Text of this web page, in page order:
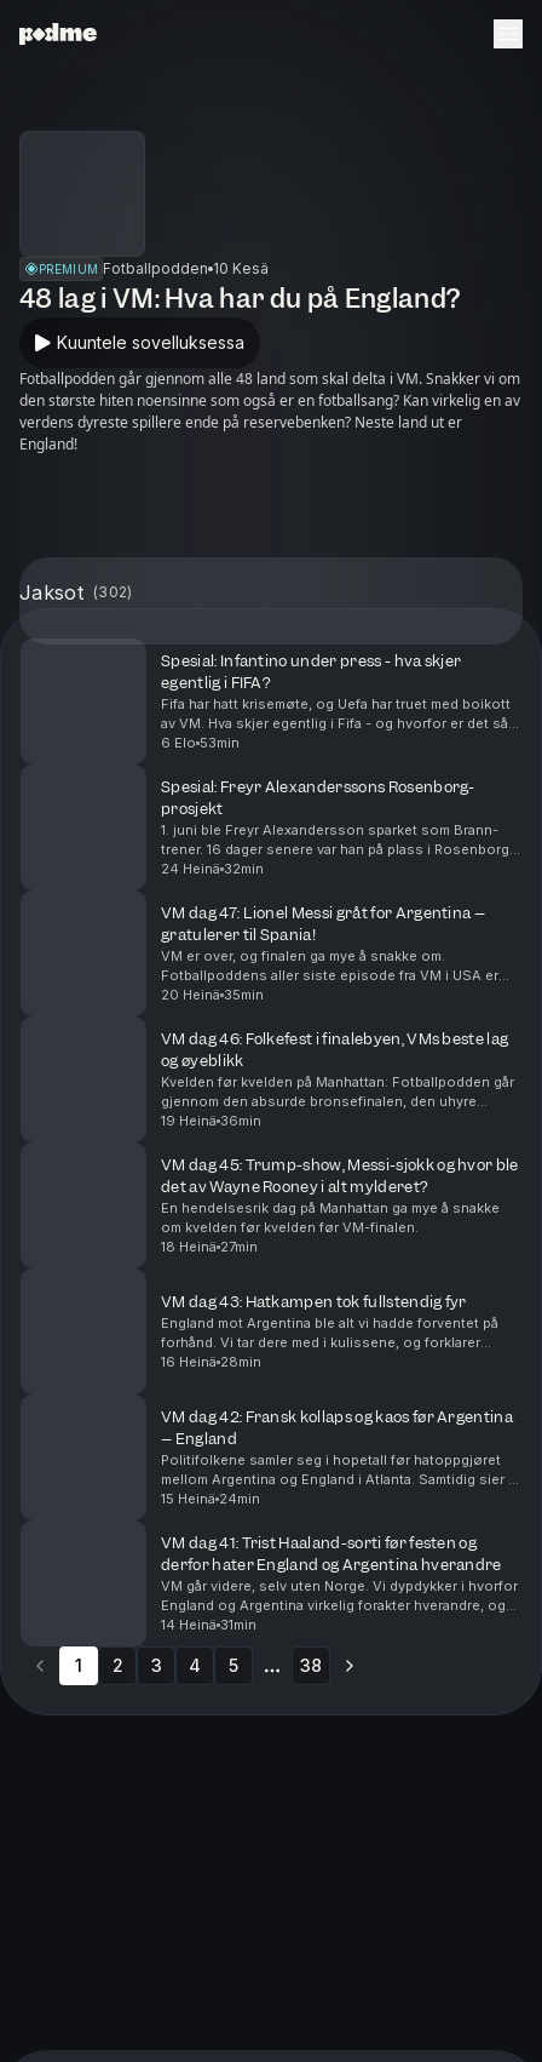
PREMIUM Fotballpodden 10 Kesä
48 lag i VM: Hva har du på England?
Kuuntele sovelluksessa
Fotballpodden går gjennom alle 48 land som skal delta i VM. Snakker vi om
den største hiten noensinne som også er en fotballsang? Kan virkelig en av
verdens dyreste spillere ende på reservebenken? Neste land ut er
England!
Jaksot (302)
Spesial: Infantino under press - hva skjer
egentlig i FIFA?
Fifa har hatt krisemøte, og Uefa har truet med boikott
av VM. Hva skjer egentlig i Fifa - og hvorfor er det så
steile fronter?
6 Elo 53min
Spesial: Freyr Alexanderssons Rosenborg-
prosjekt
1. juni ble Freyr Alexandersson sparket som Brann-
trener. 16 dager senere var han på plass i Rosenborg. I
denne episoden snakker Alexandersson om hvordan
24 Heinä 32min
VM dag 47: Lionel Messi gråt for Argentina –
gratulerer til Spania!
VM er over, og finalen ga mye å snakke om.
Fotballpoddens aller siste episode fra VM i USA er
herved servert. Tusen takk for følget!
20 Heinä 35min
VM dag 46: Folkefest i finalebyen, VMs beste lag
og øyeblikk
Kvelden før kvelden på Manhattan: Fotballpodden går
gjennom den absurde bronsefinalen, den uhyre
spennende finalen og VMs beste lag, øyeblikk og
19 Heinä 36min
VM dag 45: Trump-show, Messi-sjokk og hvor ble
det av Wayne Rooney i alt mylderet?
En hendelsesrik dag på Manhattan ga mye å snakke
om kvelden før kvelden før VM-finalen.
18 Heinä 27min
VM dag 43: Hatkampen tok fullstendig fyr
England mot Argentina ble alt vi hadde forventet på
forhånd. Vi tar dere med i kulissene, og forklarer
hvorfor Lionel Messi og Argentina er finaleklare.
16 Heinä 28min
VM dag 42: Fransk kollaps og kaos før Argentina
– England
Politifolkene samler seg i hopetall før hatoppgjøret
mellom Argentina og England i Atlanta. Samtidig sier vi
farvel til Frankrike, og erkjenner at Spania har lurt oss
15 Heinä 24min
VM dag 41: Trist Haaland-sorti før festen og
derfor hater England og Argentina hverandre
VM går videre, selv uten Norge. Vi dypdykker i hvorfor
England og Argentina virkelig forakter hverandre, og
føltes det ikke som at den største stjernen manglet på
Slottsplassen?
14 Heinä 31min
1 2 3 4 5 38